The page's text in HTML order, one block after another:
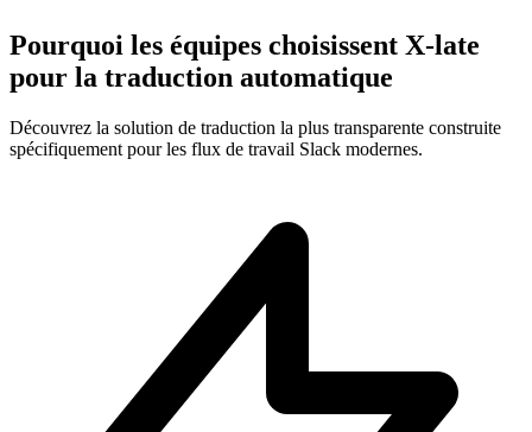
Pourquoi les équipes choisissent X-late
pour la traduction automatique
Découvrez la solution de traduction la plus transparente construite
spécifiquement pour les flux de travail Slack modernes.